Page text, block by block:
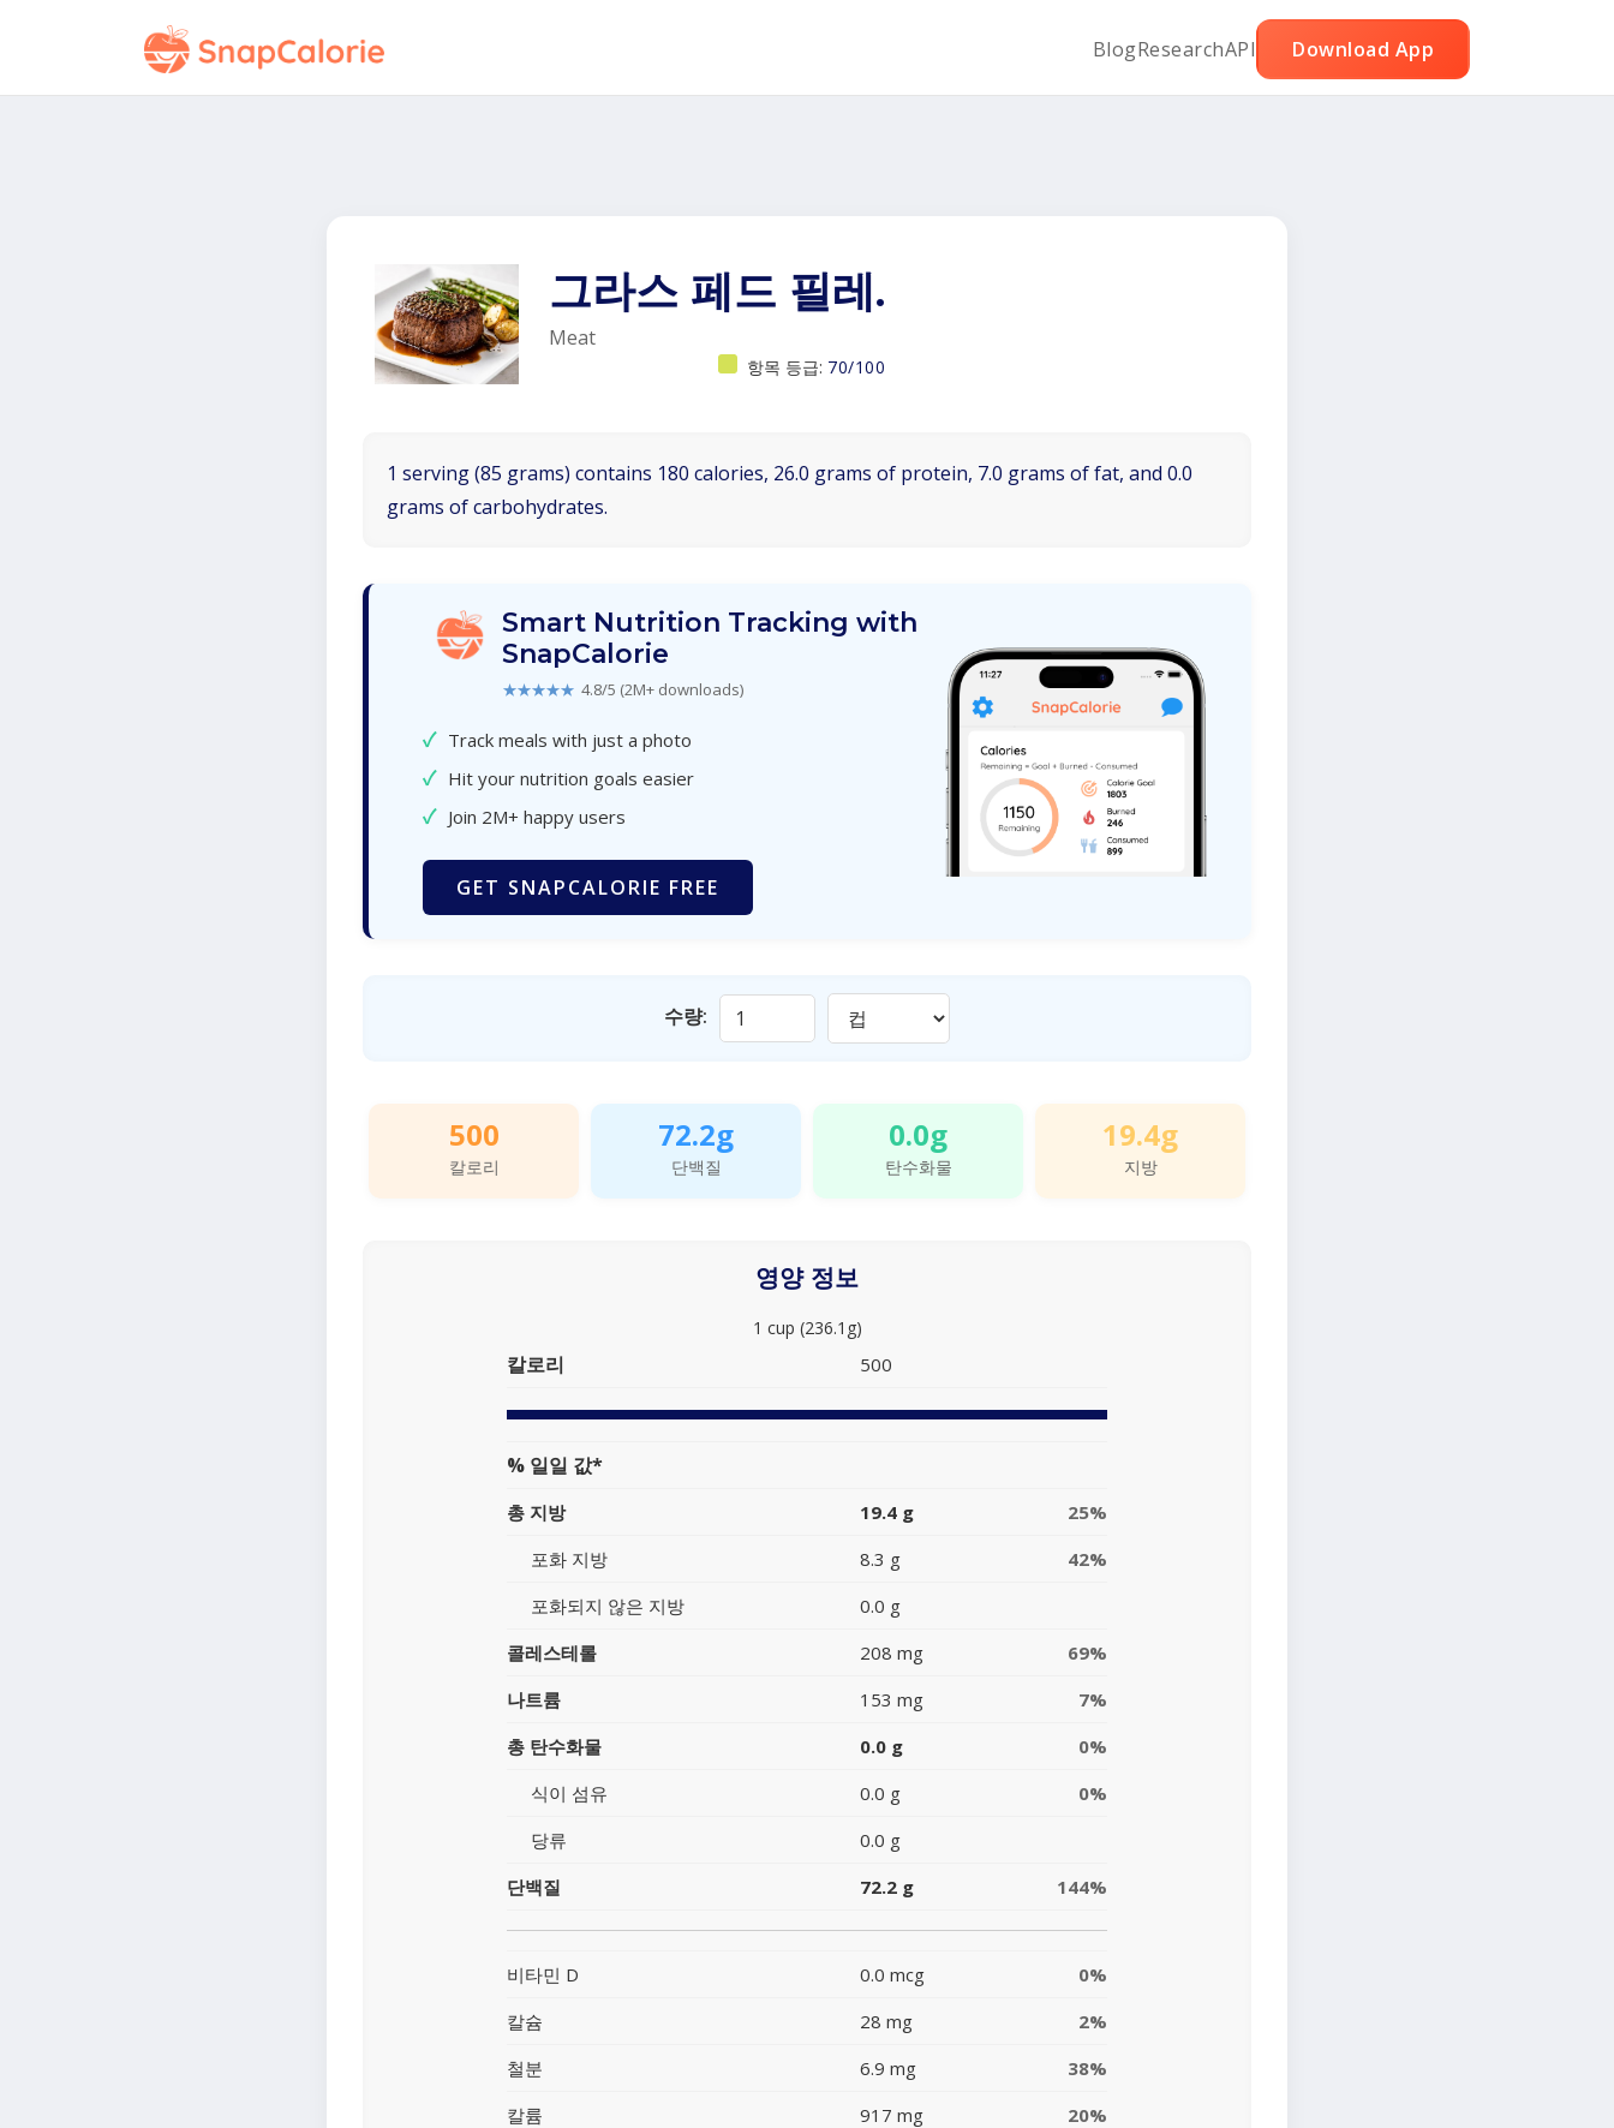
BlogResearchAPI Download App
그라스 페드 필레.
Meat
항목 등급: 70/100
1 serving (85 grams) contains 180 calories, 26.0 grams of protein, 7.0 grams of fat, and 0.0
grams of carbohydrates.
Smart Nutrition Tracking with
SnapCalorie
★★★★★ 4.8/5 (2M+ downloads)
✓ Track meals with just a photo
✓ Hit your nutrition goals easier
✓ Join 2M+ happy users
GET SNAPCALORIE FREE
수량:
500
칼로리
72.2g
단백질
0.0g
탄수화물
19.4g
지방
영양 정보
1 cup (236.1g)
칼로리 500
% 일일 값*
총 지방 19.4 g
25%
포화 지방
8.3 g
42%
포화되지 않은 지방
0.0 g
콜레스테롤
208 mg
69%
나트륨
153 mg
7%
총 탄수화물
0.0 g
0%
식이 섬유
0.0 g
0%
당류
0.0 g
단백질
72.2 g 144%
비타민 D 0.0 mcg
0%
칼슘
28 mg
2%
철분
6.9 mg
38%
칼륨
917 mg 20%